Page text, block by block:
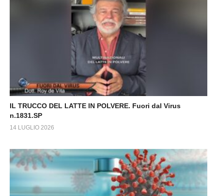
IL TRUCCO DEL LATTE IN POLVERE. Fuori dal Virus
n.1831.SP
14 LUGLIO 2026